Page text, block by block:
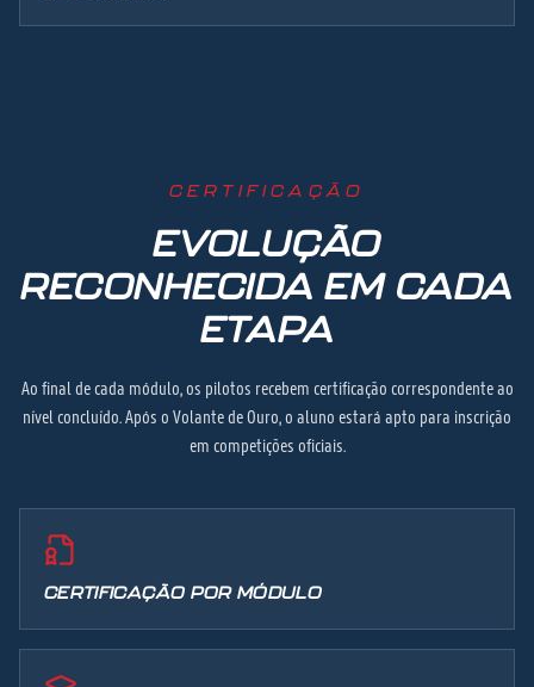
CERTIFICAÇÃO
EVOLUÇÃO
RECONHECIDA EM CADA
ETAPA
Ao final de cada módulo, os pilotos recebem certificação correspondente ao
nível concluído. Após o Volante de Ouro, o aluno estará apto para inscrição
em competições oficiais.
CERTIFICAÇÃO POR MÓDULO